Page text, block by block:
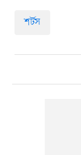
শর্টস